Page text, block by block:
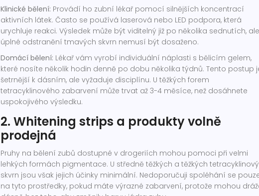
Klinické bělení: Provádí ho zubní lékař pomocí silnějších koncentrací
aktivních látek. Často se používá laserová nebo LED podpora, která
urychluje reakci. Výsledek může být viditelný již po několika sednutích, ale
úplné odstranění tmavých skvrn nemusí být dosaženo.
Domácí bělení: Lékař vám vyrobí individuální náplasti s bělicím gelem,
které nosíte několik hodin denně po dobu několika týdnů. Tento postup
šetrnější k dásním, ale vyžaduje disciplínu. U těžkých forem
tetracyklinového zabarvení může trvat až 3-4 měsíce, než dosáhnete
uspokojivého výsledku.
2. Whitening strips a produkty volně
prodejná
Pruhy na bělení zubů dostupné v drogeriích mohou pomoci při velmi
lehkých formách pigmentace. U středně těžkých a těžkých
skvrn jsou však jejich účinky minimální. Nedoporučuji spoléhání se
na tyto prostředky, pokud máte výrazné zabarvení, protože mohou